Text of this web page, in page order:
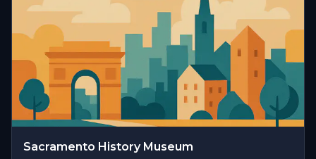
Sacramento History Museum